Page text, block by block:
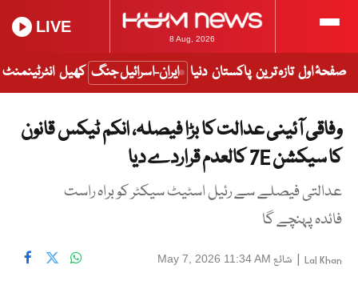
8 Aug, 2026
LIVE
صفحۂ اول تازہ ترین پاکستان دنیا ایران-اسرائیل جنگ کھیل انٹرٹینمنٹ
وفاقی آئینی عدالت کا بڑا فیصلہ، انکم ٹیکس قانون
کا سیکشن 7E کالعدم قراردے دیا
عدالتی فیصلے سے رئیل اسٹیٹ سیکٹر کو براہ راست
فائدہ پہنچے گا
Lal Khan
| شائع May 7, 2026 11:34 AM